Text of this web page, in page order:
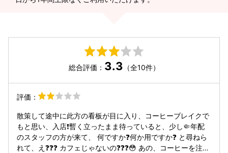
総合評価： 3.3 （全10件）
評価：
散策して途中に此方の看板が目に入り、コーヒーブレイクで
もと思い、入店❗️暫く立ったまま待っていると、少し🤏年配
のスタッフの方が来て、 何ですか❓何か用ですか❓ と尋ねら
れて、え❓❓❓ カフェじゃないの❓❓❓😳 あの、コーヒーを注文